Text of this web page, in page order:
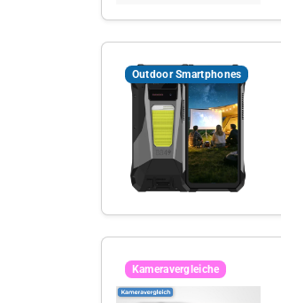
Outdoor Smartphones
Kameravergleiche